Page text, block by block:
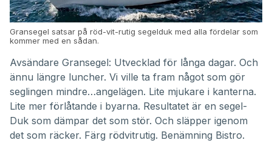
Gransegel satsar på röd-vit-rutig segelduk med alla fördelar som
kommer med en sådan.
Avsändare Gransegel: Utvecklad för långa dagar. Och
ännu längre luncher. Vi ville ta fram något som gör
seglingen mindre…angelägen. Lite mjukare i kanterna.
Lite mer förlåtande i byarna. Resultatet är en segel-
Duk som dämpar det som stör. Och släpper igenom
det som räcker. Färg rödvitrutig. Benämning Bistro.